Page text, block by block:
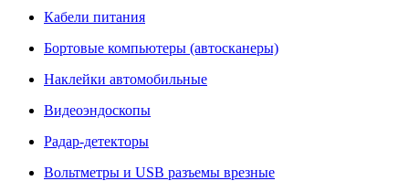
Кабели питания
Бортовые компьютеры (автосканеры)
Наклейки автомобильные
Видеоэндоскопы
Радар-детекторы
Вольтметры и USB разъемы врезные